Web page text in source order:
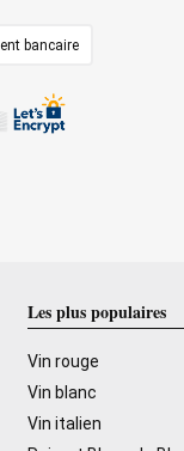
bancaire
Les plus populaires
Vin rouge
Vin blanc
Vin italien